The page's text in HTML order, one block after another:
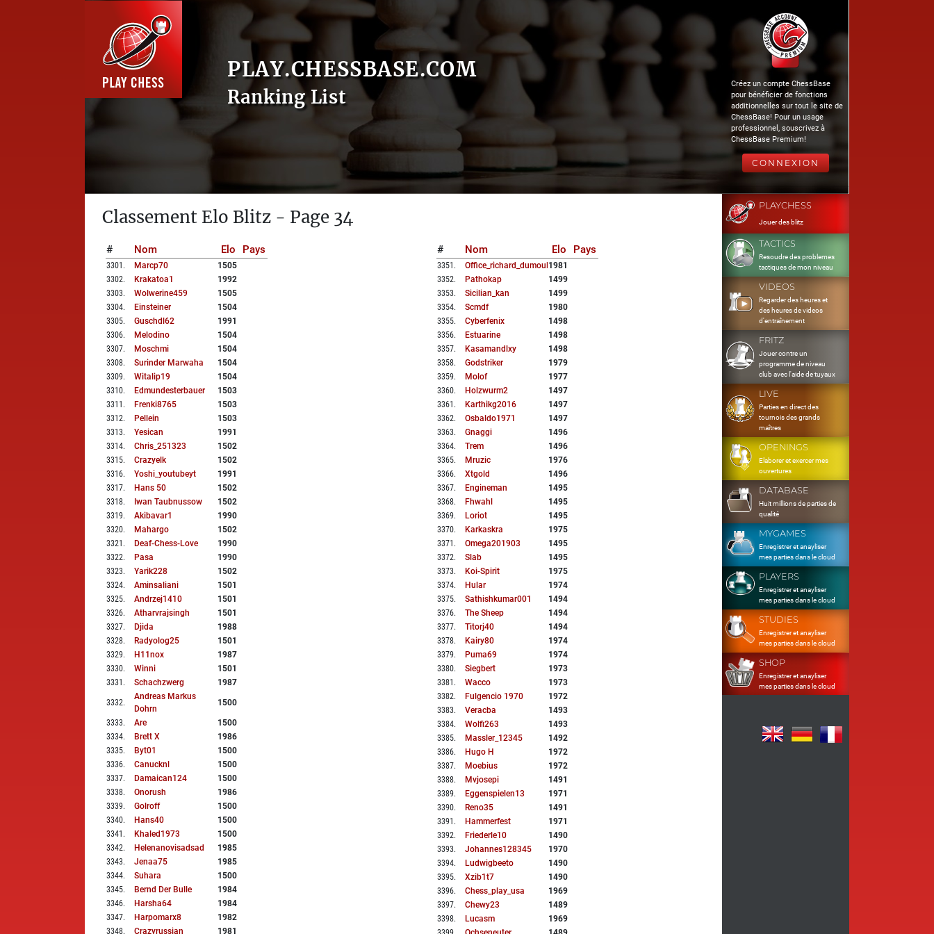
PLAY.CHESSBASE.COM
Ranking List
Créez un compte ChessBase
pour bénéficier de fonctions
additionnelles sur tout le site de
ChessBase! Pour un usage
professionnel, souscrivez à
ChessBase Premium!
CONNEXION
Classement Elo Blitz - Page 34
# Nom Elo Pays
3301 . Marcp70
1505
3302. Krakatoa1
1992
3303. Wolwerine459
1505
3304. Einsteiner
1504
3305. Guschdl62
1991
3306. Melodino
1504
3307. Moschmi
1504
3308. Surinder Marwaha
1504
3309. Witalip19
1504
3310. Edmundesterbauer
1503
3311 . Frenki8765
1503
3312. Pellein
1503
3313. Yesican
1991
3314. Chris_251323
1502
3315. Crazyelk
1502
3316. Yoshi_youtubeyt
1991
3317. Hans 50
1502
3318. Iwan Taubnussow
1502
3319. Akibavar1
1990
3320. Mahargo
1502
3321 . Deaf-Chess-Love
1990
3322. Pasa
1990
3323. Yarik228
1502
3324. Aminsaliani
1501
3325. Andrzej1410
1501
3326. Atharvrajsingh
1501
3327. Djida
1988
3328. Radyolog25
1501
3329. H11nox
1987
3330. Winni
1501
3331 . Schachzwerg 1987
3332.
Andreas Markus
Dohrn
1500
3333. Are
1500
3334. Brett X
1986
3335. Byt01
1500
3336. Canucknl
1500
3337. Damaican124
1500
3338. Onorush
1986
3339. Golroff
1500
3340. Hans40
1500
3341 . Khaled1973
1500
3342. Helenanovisadsad
1985
3343. Jenaa75
1985
3344. Suhara
1500
3345. Bernd Der Bulle
1984
3346. Harsha64
1984
3347. Harpomarx8
1982
3348. Crazyrussian
1981
# Nom Elo Pays
3351 . Office_richard_dumoulin1981
3352. Pathokap
1499
3353. Sicilian_kan
1499
3354. Scmdf
1980
3355. Cyberfenix
1498
3356. Estuarine
1498
3357. Kasamandlxy
1498
3358. Godstriker
1979
3359. Molof
1977
3360. Holzwurm2
1497
3361 . Karthikg2016
1497
3362. Osbaldo1971
1497
3363. Gnaggi
1496
3364. Trem
1496
3365. Mruzic
1976
3366. Xtgold
1496
3367. Engineman
1495
3368. Fhwahl
1495
3369. Loriot
1495
3370. Karkaskra
1975
3371 . Omega201903
1495
3372. Slab
1495
3373. Koi-Spirit
1975
3374. Hular
1974
3375. Sathishkumar001
1494
3376. The Sheep
1494
3377. Titorj40
1494
3378. Kairy80
1974
3379. Puma69
1974
3380. Siegbert
1973
3381 . Wacco
1973
3382. Fulgencio 1970
1972
3383. Veracba
1493
3384. Wolfi263
1493
3385. Massler_12345
1492
3386. Hugo H
1972
3387. Moebius
1972
3388. Mvjosepi
1491
3389. Eggenspielen13
1971
3390. Reno35
1491
3391 . Hammerfest
1971
3392. Friederle10
1490
3393. Johannes128345
1970
3394. Ludwigbeeto
1490
3395. Xzib1t7
1490
3396. Chess_play_usa
1969
3397. Chewy23
1489
3398. Lucasm
1969
PLAYCHESS
Jouer des blitz
TACTICS
Resoudre des problemes
tactiques de mon niveau
VIDEOS
Regarder des heures et
des heures de videos
d'entraînement
FRITZ
Jouer contre un
programme de niveau
club avec l'aide de tuyaux
LIVE
Parties en direct des
tournois des grands
maîtres
OPENINGS
Elaborer et exercer mes
ouvertures
DATABASE
Huit millions de parties de
qualité
MYGAMES
Enregistrer et anayliser
mes parties dans le cloud
PLAYERS
Enregistrer et anayliser
mes parties dans le cloud
STUDIES
Enregistrer et anayliser
mes parties dans le cloud
SHOP
Enregistrer et anayliser
mes parties dans le cloud